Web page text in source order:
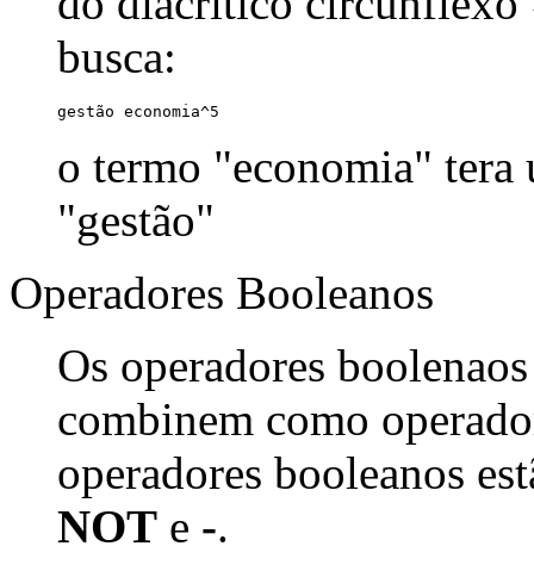
busca:
gestão economia^5
o termo "economia" tera
"gestão"
Operadores Booleanos
Os operadores
combinem como
operadores booleanos
NOT e -.